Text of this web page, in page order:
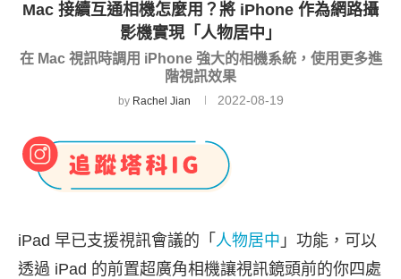
Mac 接續互通相機怎麼用？將 iPhone 作為網路攝
影機實現「人物居中」
在 Mac 視訊時調用 iPhone 強大的相機系統，使用更多進
階視訊效果
by Rachel Jian 2022-08-19
iPad 早已支援視訊會議的「 人物居中 」功能，可以
透過 iPad 的前置超廣角相機讓視訊鏡頭前的你四處